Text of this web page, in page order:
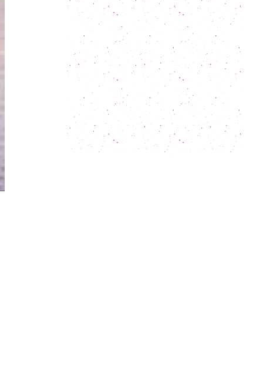
Capirotada: un postre para los
amantes de los sabores auténticos
Postre económico: crumble de
manzanas + sorpresa!
Una historia tan rica como antigua:
Huevos turcos